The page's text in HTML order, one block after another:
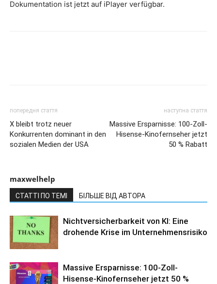
Dokumentation ist jetzt auf iPlayer verfügbar.
попередня стаття
X bleibt trotz neuer
Konkurrenten dominant in den
sozialen Medien der USA
наступна стаття
Massive Ersparnisse: 100-Zoll-
Hisense-Kinofernseher jetzt
50 % Rabatt
maxwelhelp
СТАТТІ ПО ТЕМІ БІЛЬШЕ ВІД АВТОРА
Nichtversicherbarkeit von KI: Eine
drohende Krise im Unternehmensrisiko
Massive Ersparnisse: 100-Zoll-
Hisense-Kinofernseher jetzt 50 %